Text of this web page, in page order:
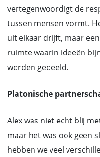
vertegenwoordigt de
tussen mensen vormt.
uit elkaar drijft, maar
ruimte waarin ideeën
worden gedeeld.
Platonische
Alex was niet echt blij
maar het was ook geen
hebben we veel